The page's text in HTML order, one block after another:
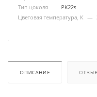
Тип цоколя — PK22s
Цветовая температура, К —
ОПИСАНИЕ